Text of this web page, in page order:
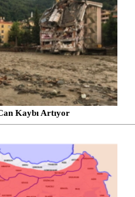
Kaybı Artıyor